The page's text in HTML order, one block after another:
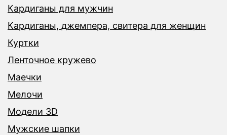
Кардиганы для мужчин
Кардиганы, джемпера, свитера для женщин
Куртки
Ленточное кружево
Маечки
Мелочи
Модели 3D
Мужские шапки